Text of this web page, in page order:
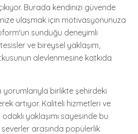
Burada kendinizi güvende
ulaşmak için motivasyonunuza
sunduğu deneyimli
ve bireysel yaklaşım,
alevlenmesine katkıda
yorumlarıyla birlikte şehirdeki
artıyor. Kaliteli hizmetleri ve
yaklaşımı sayesinde bu
arasında popülerlik